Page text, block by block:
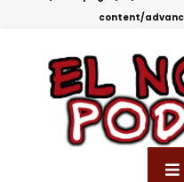
content/